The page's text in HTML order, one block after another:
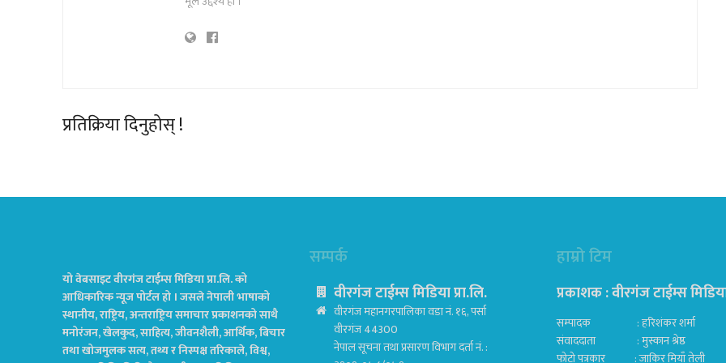
प्रतिक्रिया दिनुहोस् !
यो वेबसाइट वीरगंज टाईम्स मिडिया प्रा.लि. को
आधिकारिक न्यूज पोर्टल हो । जसले नेपाली भाषाको
स्थानीय, राष्ट्रिय, अन्तराष्ट्रिय समाचार प्रकाशनको साथै
मनोरंजन, खेलकुद, साहित्य, जीवनशैली, आर्थिक, बिचार
तथा खोजमुलक सत्य, तथ्य र निस्पक्ष तरिकाले, विश्व,
सम्पर्क
वीरगंज टाईम्स मिडिया प्रा.लि.
वीरगंज महानगरपालिका वडा नं. १६, पर्सा
वीरगंज 44300
नेपाल सूचना तथा प्रसारण विभाग दर्ता नं. :
हाम्रो टिम
प्रकाशक : वीरगंज टाईम्स
सम्पादक : हरिशंकर शर्मा
संवाददाता : मुस्कान श्रेष्ठ
फोटो पत्रकार : जाकिर मियाँ तेली